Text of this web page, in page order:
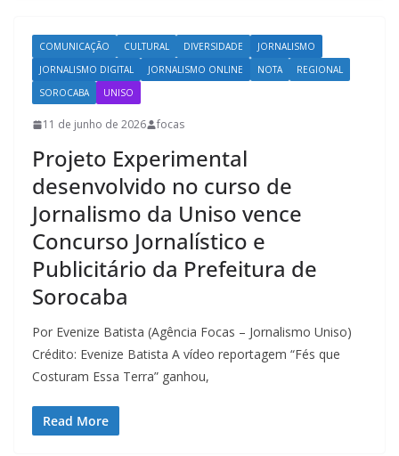
COMUNICAÇÃO CULTURAL DIVERSIDADE
JORNALISMO
JORNALISMO DIGITAL
JORNALISMO ONLINE NOTA
REGIONAL
SOROCABA
UNISO
11 de junho de 2026 focas
Projeto Experimental
desenvolvido no curso de
Jornalismo da Uniso vence
Concurso Jornalístico e
Publicitário da Prefeitura de
Sorocaba
Por Evenize Batista (Agência Focas – Jornalismo Uniso)
Crédito: Evenize Batista A vídeo reportagem “Fés que
Costuram Essa Terra” ganhou,
Read More